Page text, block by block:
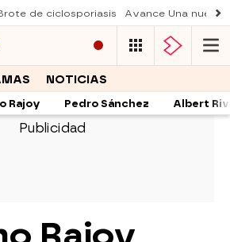
de ciclosporiasis Avance Una nueva
NOTICIAS
Rajoy Pedro Sánchez Albert
Rajoy